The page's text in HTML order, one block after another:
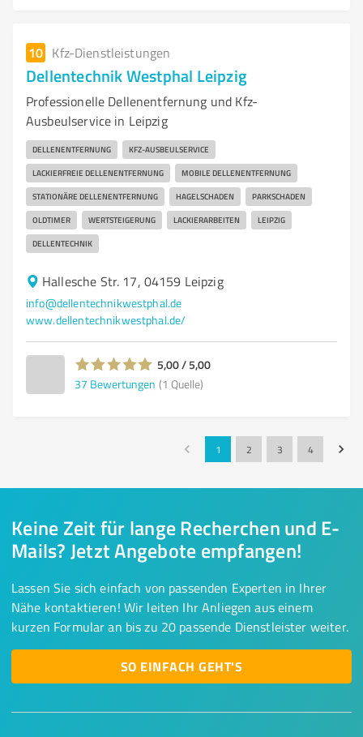
10 Kfz-Dienstleistungen
Dellentechnik Westphal Leipzig
Professionelle Dellenentfernung und Kfz-
Ausbeulservice in Leipzig
DELLENENTFERNUNG KFZ-AUSBEULSERVICE
LACKIERFREIE DELLENENTFERNUNG MOBILE DELLENENTFERNUNG
STATIONÄRE DELLENENTFERNUNG HAGELSCHADEN PARKSCHADEN
OLDTIMER WERTSTEIGERUNG LACKIERARBEITEN LEIPZIG
DELLENTECHNIK
Hallesche Str. 17, 04159 Leipzig
info@dellentechnikwestphal.de
www.dellentechnikwestphal.de/
5,00 / 5,00
37 Bewertungen (1 Quelle)
1 2 3 4
Keine Zeit für lange Recherchen und E-
Mails? Jetzt Angebote empfangen!
Lassen Sie sich einfach von passenden Experten in Ihrer
Nähe kontaktieren! Wir leiten Ihr Anliegen aus einem
kurzen Formular an bis zu 20 passende Dienstleister weiter.
SO EINFACH GEHT'S